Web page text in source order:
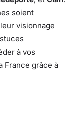
soient
visionnage
à vos
France grâce à